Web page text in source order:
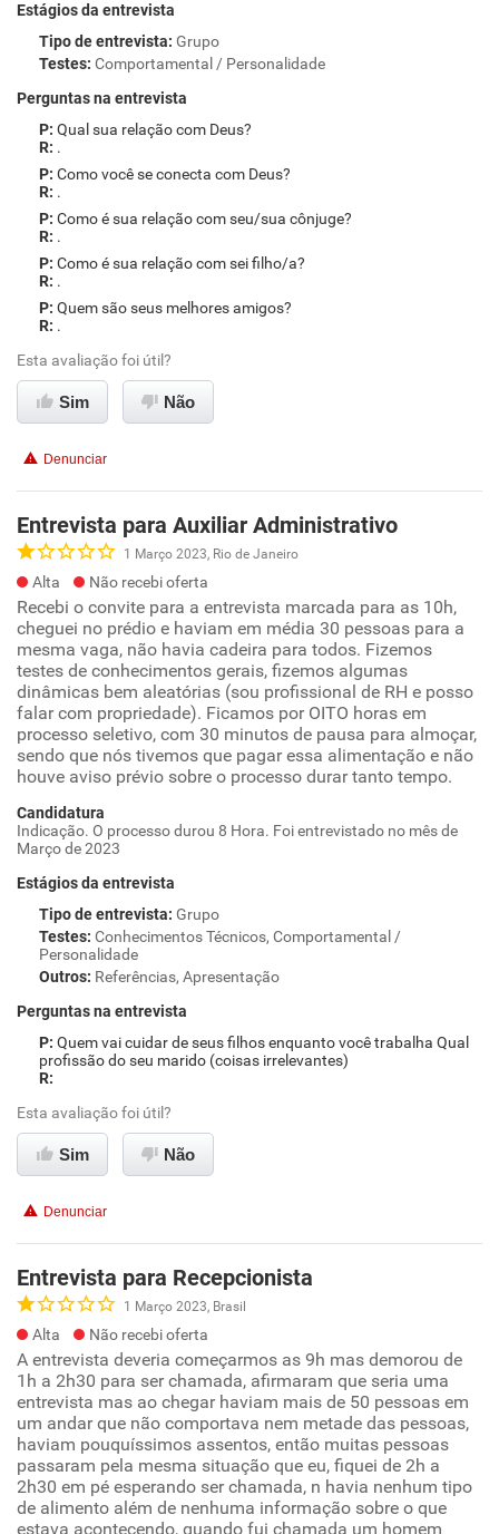
Estágios da entrevista
Tipo de entrevista: Grupo
Testes: Comportamental / Personalidade
Perguntas na entrevista
Qual sua relação com Deus?
.
Como você se conecta com Deus?
.
Como é sua relação com seu/sua cônjuge?
.
Como é sua relação com sei filho/a?
.
Quem são seus melhores amigos?
.
Esta avaliação foi útil?
Sim Não
Denunciar
Entrevista para Auxiliar Administrativo
1 Março 2023, Rio de Janeiro
Alta Não recebi oferta
Recebi o convite para a entrevista marcada para as 10h,
cheguei no prédio e haviam em média 30 pessoas para a
mesma vaga, não havia cadeira para todos. Fizemos
testes de conhecimentos gerais, fizemos algumas
dinâmicas bem aleatórias (sou profissional de RH e posso
falar com propriedade). Ficamos por OITO horas em
processo seletivo, com 30 minutos de pausa para almoçar,
sendo que nós tivemos que pagar essa alimentação e não
houve aviso prévio sobre o processo durar tanto tempo.
Candidatura
Indicação. O processo durou 8 Hora. Foi entrevistado no mês de
Março de 2023
Estágios da entrevista
Tipo de entrevista: Grupo
Testes: Conhecimentos Técnicos, Comportamental /
Personalidade
Outros: Referências, Apresentação
Perguntas na entrevista
Quem vai cuidar de seus filhos enquanto você trabalha Qual
profissão do seu marido (coisas irrelevantes)
Esta avaliação foi útil?
Sim Não
Denunciar
Entrevista para Recepcionista
1 Março 2023, Brasil
Alta Não recebi oferta
A entrevista deveria começarmos as 9h mas demorou de
1h a 2h30 para ser chamada, afirmaram que seria uma
entrevista mas ao chegar haviam mais de 50 pessoas em
um andar que não comportava nem metade das pessoas,
haviam pouquíssimos assentos, então muitas pessoas
passaram pela mesma situação que eu, fiquei de 2h a
2h30 em pé esperando ser chamada, n havia nenhum tipo
de alimento além de nenhuma informação sobre o que
estava acontecendo, quando fui chamada um homem